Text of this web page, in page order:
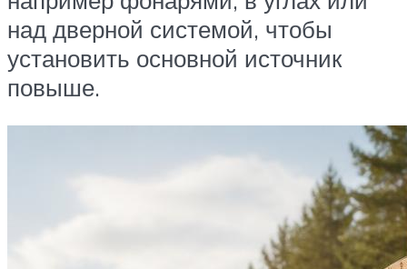
над дверной системой, чтобы
установить основной источник
повыше.